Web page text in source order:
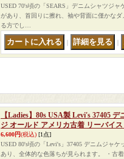
USED 70's頃の「SEARS」デニムシャツジ
があり、首回りに擦れ、袖や背面に僅かな
る方でし…
【Ladies】80s USA製 Levi's 37405
ジ オールド アメリカ古着 リーバイ
6,600円(税込) [1点]
USED 80's頃の「Levi's」37405 デニムジャ
あり、全体的な色落ちが見られます。 ・古